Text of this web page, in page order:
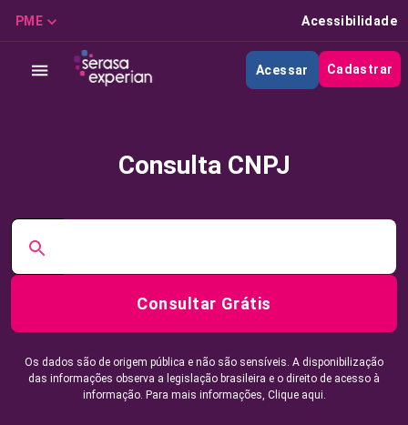
PME Acessibilidade
Acessar Cadastrar
Consulta CNPJ
Consultar Grátis
Os dados são de origem pública e não são sensíveis. A disponibilização
das informações observa a legislação brasileira e o direito de acesso à
informação. Para mais informações, Clique aqui.